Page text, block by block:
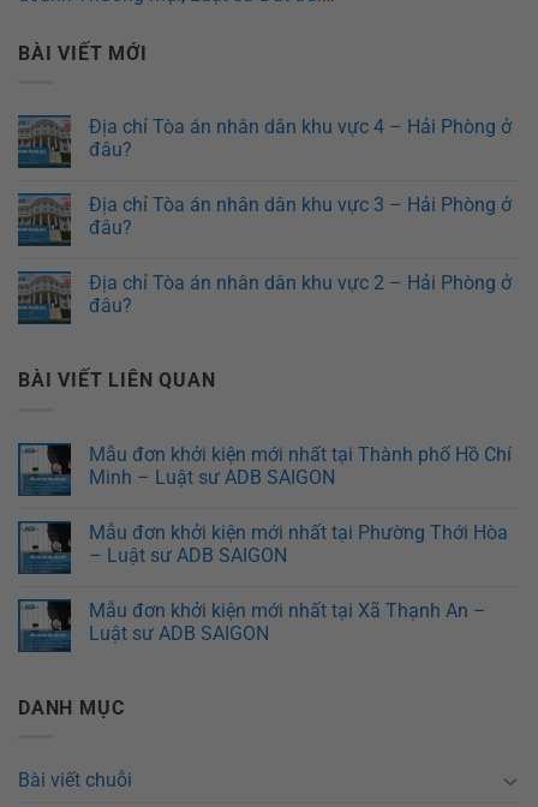
BÀI VIẾT MỚI
Địa chỉ Tòa án nhân dân khu vực 4 – Hải Phòng ở
đâu?
Địa chỉ Tòa án nhân dân khu vực 3 – Hải Phòng ở
đâu?
Địa chỉ Tòa án nhân dân khu vực 2 – Hải Phòng ở
đâu?
BÀI VIẾT LIÊN QUAN
Mẫu đơn khởi kiện mới nhất tại Thành phố Hồ Chí
Minh – Luật sư ADB SAIGON
Mẫu đơn khởi kiện mới nhất tại Phường Thới Hòa
– Luật sư ADB SAIGON
Mẫu đơn khởi kiện mới nhất tại Xã Thạnh An –
Luật sư ADB SAIGON
DANH MỤC
Bài viết chuỗi